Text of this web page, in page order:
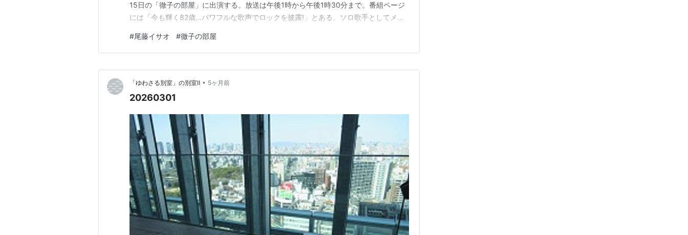
15日の「徹子の部屋」に出演する。放送は午後1時から午後1時30分まで。番組ページ
には「今も輝く82歳…パワフルな歌声でロックを披露!」とある。ソロ歌手としてメジ
グと銭湯、新曲の録音、ビートルズ来日公演の思い出まで並ぶ。今年は28年ぶりの新
曲のレコーディングにも挑戦したという。…
#尾藤イサオ #徹子の部屋
「ゆわさる別室」の別室Ⅱ • 5ヶ月前
20260301